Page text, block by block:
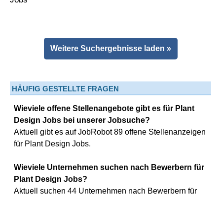
Weitere Suchergebnisse laden »
HÄUFIG GESTELLTE FRAGEN
Wieviele offene Stellenangebote gibt es für Plant
Design Jobs bei unserer Jobsuche?
Aktuell gibt es auf JobRobot 89 offene Stellenanzeigen
für Plant Design Jobs.
Wieviele Unternehmen suchen nach Bewerbern für
Plant Design Jobs?
Aktuell suchen 44 Unternehmen nach Bewerbern für